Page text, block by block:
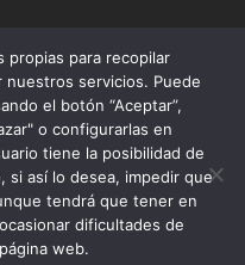
2026
propias para recopilar
servicios. Puede
el botón “Aceptar”,
o configurarlas en
tiene la posibilidad de
si así lo desea, impedir que
tendrá que tener en
dificultades de
web.